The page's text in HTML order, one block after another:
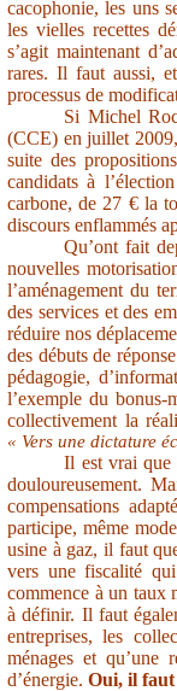
cacophonie, les uns
les vielles recettes
s’agit maintenant
rares. Il faut aussi,
processus de
Si Michel
(CCE) en juillet
suite des
candidats à
carbone, de 27 € la
discours enflammés
Qu’ont fait
nouvelles
l’aménagement du
des services et des
réduire nos
des débuts de
pédagogie,
l’exemple du
collectivement la
« Vers une dictature
Il est vrai que
douloureusement.
compensations
participe, même
usine à gaz, il faut
vers une fiscalité
commence à un taux
à définir. Il faut
entreprises, les
ménages et qu’une
d’énergie. Oui, il faut